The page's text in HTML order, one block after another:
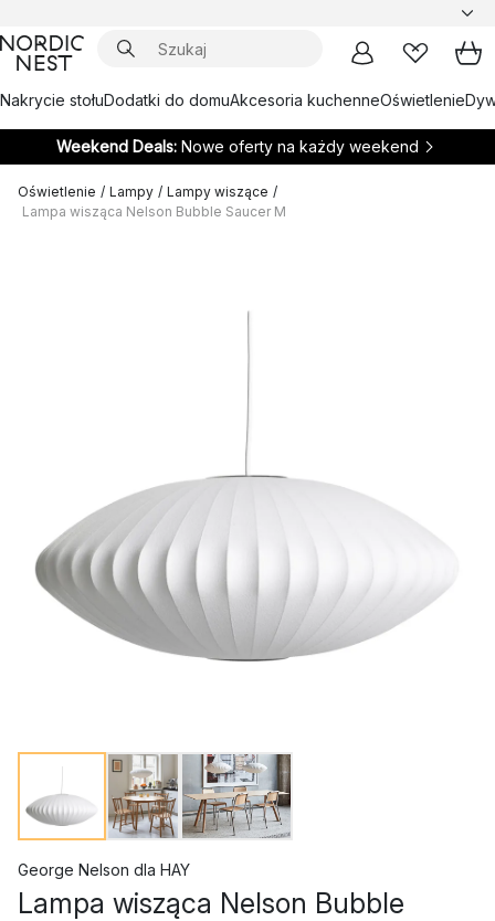
Nakrycie stołuDodatki do domuAkcesoria kuchenneOświetlenie
Weekend Deals: Nowe oferty na każdy weekend
Oświetlenie / Lampy / Lampy wiszące /
Lampa wisząca Nelson Bubble Saucer M
George Nelson dla HAY
Lampa wisząca Nelson Bubble